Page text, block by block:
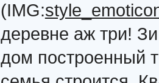
(IMG:
деревне аж три!
дом построенный